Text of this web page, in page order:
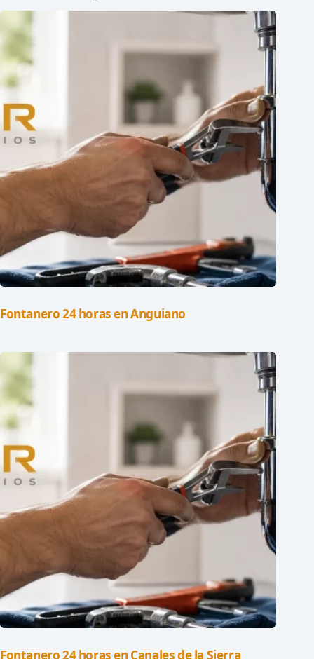
Fontanero 24 horas en Anguiano
Fontanero 24 horas en Canales de la Sierra